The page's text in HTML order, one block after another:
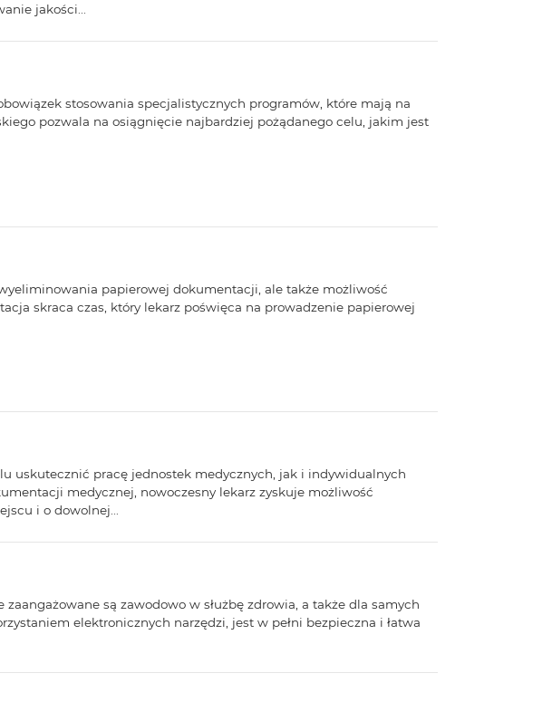
jakości...
stosowania specjalistycznych programów, które mają na
pozwala na osiągnięcie najbardziej pożądanego celu, jakim jest
papierowej dokumentacji, ale także możliwość
skraca czas, który lekarz poświęca na prowadzenie papierowej
uskutecznić pracę jednostek medycznych, jak i indywidualnych
medycznej, nowoczesny lekarz zyskuje możliwość
i o dowolnej...
są zawodowo w służbę zdrowia, a także dla samych
elektronicznych narzędzi, jest w pełni bezpieczna i łatwa